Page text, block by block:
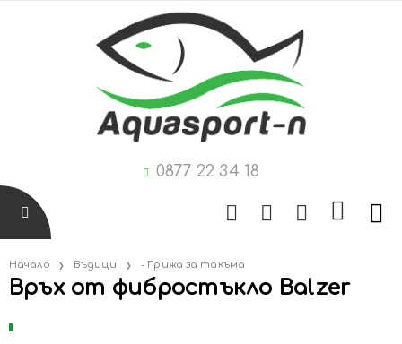
0877 22 34 18
Начало Въдици - Грижа за такъма
Връх от фибростъкло Balzer